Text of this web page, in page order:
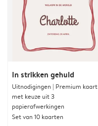
In strikken gehuld
Uitnodigingen | Premium kaart
met keuze uit 3
papierafwerkingen
Set van 10 kaarten